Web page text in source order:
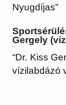
Nyugdíjas”
Gergely
“Dr. Kiss
vízilabdázó